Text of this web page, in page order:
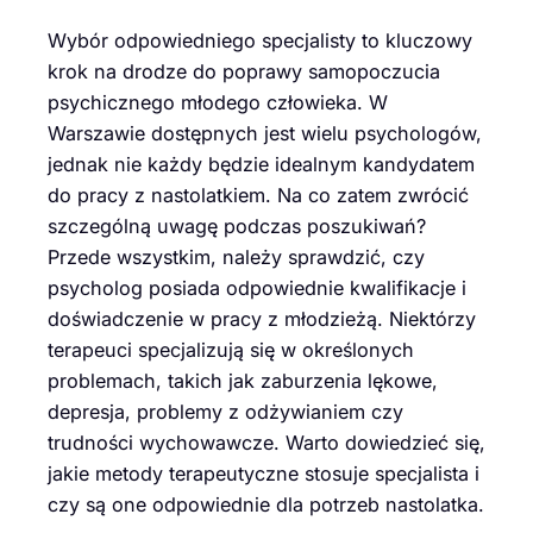
Wybór odpowiedniego specjalisty to kluczowy
krok na drodze do poprawy samopoczucia
psychicznego młodego człowieka. W
Warszawie dostępnych jest wielu psychologów,
jednak nie każdy będzie idealnym kandydatem
do pracy z nastolatkiem. Na co zatem zwrócić
szczególną uwagę podczas poszukiwań?
Przede wszystkim, należy sprawdzić, czy
psycholog posiada odpowiednie kwalifikacje i
doświadczenie w pracy z młodzieżą. Niektórzy
terapeuci specjalizują się w określonych
problemach, takich jak zaburzenia lękowe,
depresja, problemy z odżywianiem czy
trudności wychowawcze. Warto dowiedzieć się,
jakie metody terapeutyczne stosuje specjalista i
czy są one odpowiednie dla potrzeb nastolatka.